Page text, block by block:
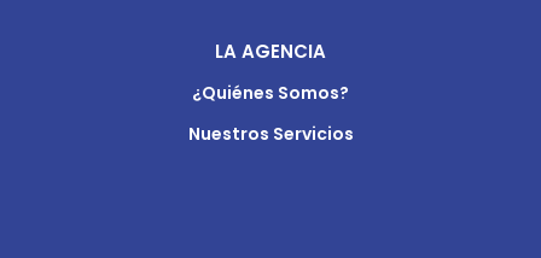
LA AGENCIA
¿Quiénes Somos?
Nuestros Servicios